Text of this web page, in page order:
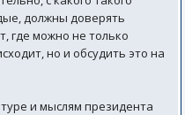
должны доверять
где можно не только
но и обсудить это на
и мыслям президента